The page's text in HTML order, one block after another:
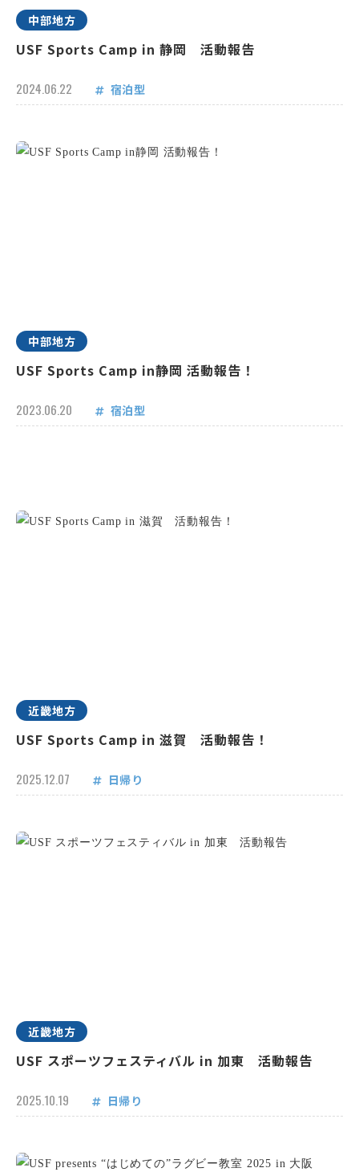
中部地方
USF Sports Camp in 静岡 活動報告
2024.06.22 宿泊型
中部地方
USF Sports Camp in静岡 活動報告！
2023.06.20 宿泊型
近畿地方
USF Sports Camp in 滋賀 活動報告！
2025.12.07 日帰り
近畿地方
USF スポーツフェスティバル in 加東 活動報告
2025.10.19 日帰り